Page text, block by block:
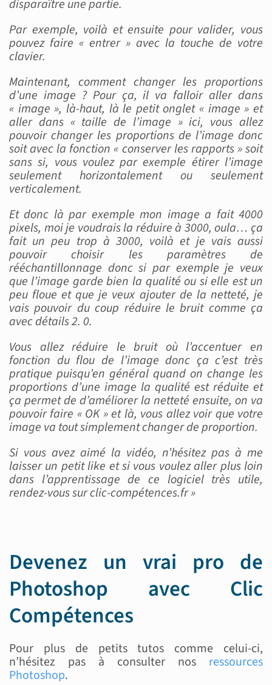
disparaître une partie.
Par exemple, voilà et ensuite pour valider, vous
pouvez faire « entrer » avec la touche de votre
clavier.
Maintenant, comment changer les proportions
d’une image ? Pour ça, il va falloir aller dans
« image », là-haut, là le petit onglet « image » et
aller dans « taille de l’image » ici, vous allez
pouvoir changer les proportions de l’image donc
soit avec la fonction « conserver les rapports » soit
sans si, vous voulez par exemple étirer l’image
seulement horizontalement ou seulement
verticalement.
Et donc là par exemple mon image a fait 4000
pixels, moi je voudrais la réduire à 3000, oula… ça
fait un peu trop à 3000, voilà et je vais aussi
pouvoir choisir les paramètres de
rééchantillonnage donc si par exemple je veux
que l’image garde bien la qualité ou si elle est un
peu floue et que je veux ajouter de la netteté, je
vais pouvoir du coup réduire le bruit comme ça
avec détails 2. 0.
Vous allez réduire le bruit où l’accentuer en
fonction du flou de l’image donc ça c’est très
pratique puisqu’en général quand on change les
proportions d’une image la qualité est réduite et
ça permet de d’améliorer la netteté ensuite, on va
pouvoir faire « OK » et là, vous allez voir que votre
image va tout simplement changer de proportion.
Si vous avez aimé la vidéo, n’hésitez pas à me
laisser un petit like et si vous voulez aller plus loin
dans l’apprentissage de ce logiciel très utile,
rendez-vous sur clic-compétences.fr »
Devenez un vrai pro de
Photoshop avec Clic
Compétences
Pour plus de petits tutos comme celui-ci,
n’hésitez pas à consulter nos ressources
Photoshop.